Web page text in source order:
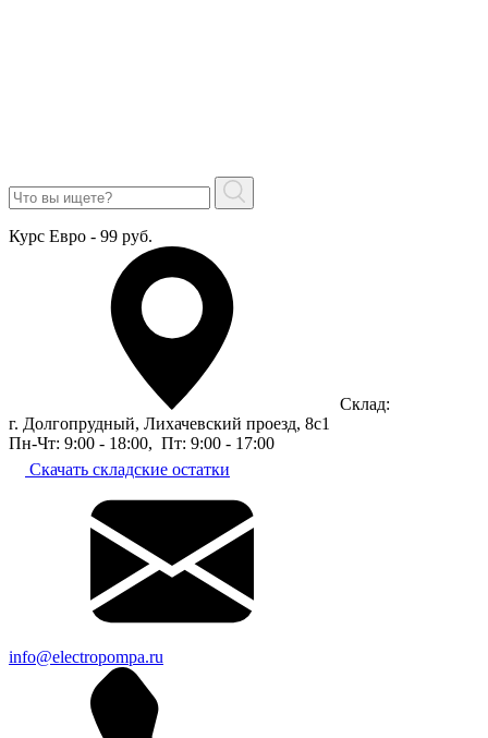
Курс Евро - 99 руб.
Склад:
г. Долгопрудный, Лихачевский проезд, 8c1
Пн-Чт: 9:00 - 18:00, Пт: 9:00 - 17:00
Скачать складские остатки
info@electropompa.ru